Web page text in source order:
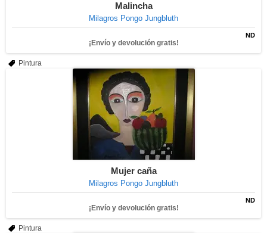
Malincha
Milagros Pongo Jungbluth
ND
¡Envío y devolución gratis!
Pintura
Mujer caña
Milagros Pongo Jungbluth
ND
¡Envío y devolución gratis!
Pintura